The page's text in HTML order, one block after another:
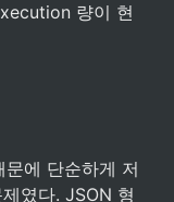
량이 현
에 단순하게 저
였다. JSON 형